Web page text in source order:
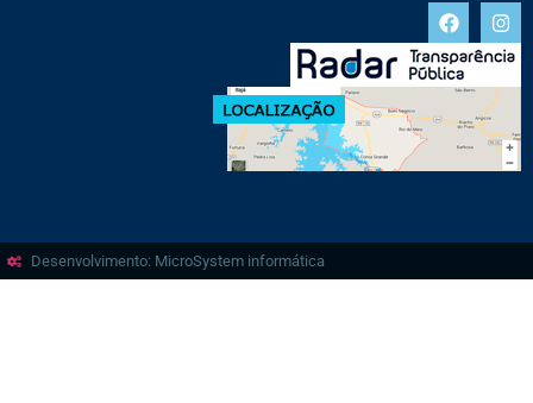
Desenvolvimento: MicroSystem informática